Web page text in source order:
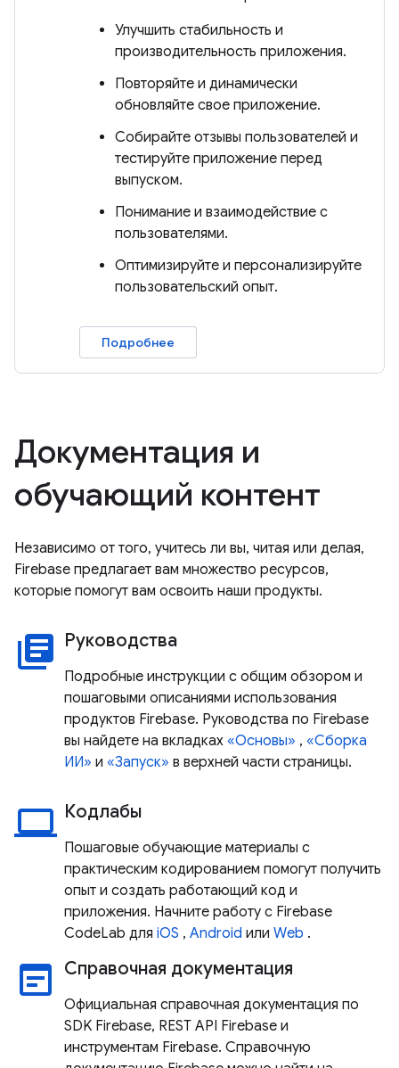
Улучшить стабильность и
производительность приложения.
Повторяйте и динамически
обновляйте свое приложение.
Собирайте отзывы пользователей и
тестируйте приложение перед
выпуском.
Понимание и взаимодействие с
пользователями.
Оптимизируйте и персонализируйте
пользовательский опыт.
Подробнее
Документация и
обучающий контент
Независимо от того, учитесь ли вы, читая или делая,
Firebase предлагает вам множество ресурсов,
которые помогут вам освоить наши продукты.
library_books Руководства
Подробные инструкции с общим обзором и
пошаговыми описаниями использования
продуктов Firebase. Руководства по Firebase
вы найдете на вкладках «Основы» , «Сборка
ИИ» и «Запуск» в верхней части страницы.
laptop Кодлабы
Пошаговые обучающие материалы с
практическим кодированием помогут получить
опыт и создать работающий код и
приложения. Начните работу с Firebase
CodeLab для iOS , Android или Web .
wysiwyg Справочная документация
Официальная справочная документация по
SDK Firebase, REST API Firebase и
инструментам Firebase. Справочную